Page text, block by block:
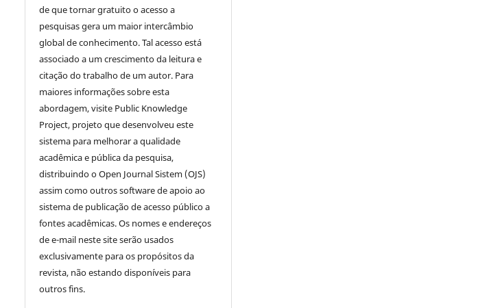
de que tornar gratuito o acesso a
pesquisas gera um maior intercâmbio
global de conhecimento. Tal acesso está
associado a um crescimento da leitura e
citação do trabalho de um autor. Para
maiores informações sobre esta
abordagem, visite Public Knowledge
Project, projeto que desenvolveu este
sistema para melhorar a qualidade
acadêmica e pública da pesquisa,
distribuindo o Open Journal Sistem (OJS)
assim como outros software de apoio ao
sistema de publicação de acesso público a
fontes acadêmicas. Os nomes e endereços
de e-mail neste site serão usados
exclusivamente para os propósitos da
revista, não estando disponíveis para
outros fins.